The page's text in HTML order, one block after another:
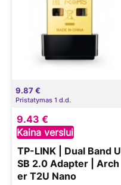
9.87 €
Pristatymas 1 d.d.
9.43 €
Kaina verslui
TP-LINK | Dual Band U
SB 2.0 Adapter | Arch
er T2U Nano